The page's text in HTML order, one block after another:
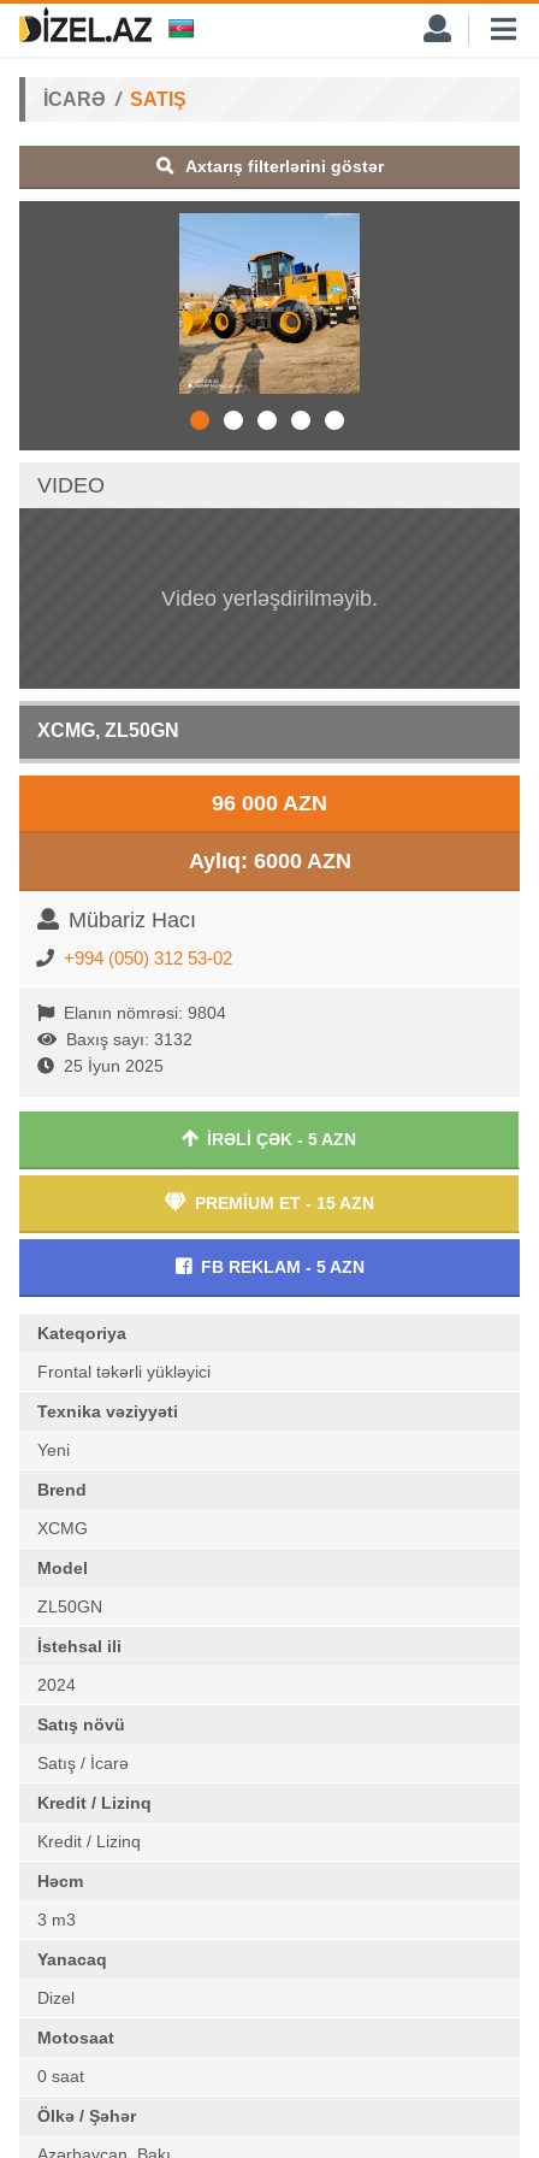
İCARƏ SATIŞ
Axtarış filterlərini göstər
VIDEO
Video yerləşdirilməyib.
XCMG, ZL50GN
96 000 AZN
Aylıq: 6000 AZN
Mübariz Hacı
+994 (050) 312 53-02
Elanın nömrəsi: 9804
Baxış sayı: 3132
25 İyun 2025
İRƏLİ ÇƏK - 5 AZN
PREMİUM ET - 15 AZN
FB REKLAM - 5 AZN
Kateqoriya
Frontal təkərli yükləyici
Texnika vəziyyəti
Yeni
Brend
XCMG
Model
ZL50GN
İstehsal ili
2024
Satış növü
Satış / İcarə
Kredit / Lizinq
Kredit / Lizinq
Həcm
3 m3
Yanacaq
Dizel
Motosaat
0 saat
Ölkə / Şəhər